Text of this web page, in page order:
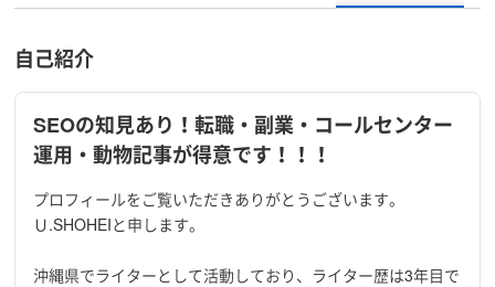
自己紹介
SEOの知見あり！転職・副業・コールセンター
運用・動物記事が得意です！！！
プロフィールをご覧いただきありがとうございます。
Ｕ.SHOHEIと申します。
沖縄県でライターとして活動しており、ライター歴は3年目で